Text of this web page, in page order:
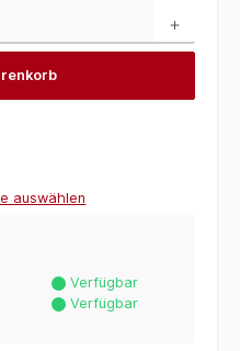
auswählen
Verfügbar
Verfügbar